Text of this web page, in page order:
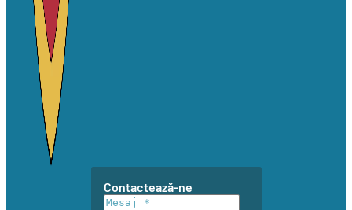
Contactează-ne